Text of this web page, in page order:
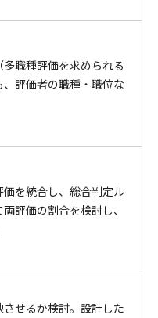
職種評価を求められる
評価者の職種・職位な
を統合し、総合判定ル
評価の割合を検討し、
せるか検討。設計した